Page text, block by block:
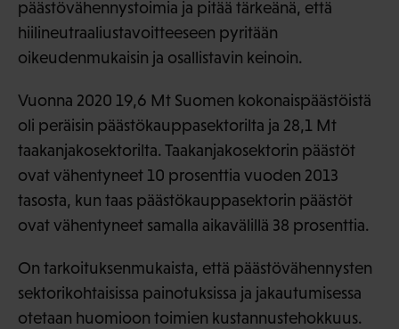
päästövähennystoimia ja pitää tärkeänä, että
hiilineutraaliustavoitteeseen pyritään
oikeudenmukaisin ja osallistavin keinoin.
Vuonna 2020 19,6 Mt Suomen kokonaispäästöistä
oli peräisin päästökauppasektorilta ja 28,1 Mt
taakanjakosektorilta. Taakanjakosektorin päästöt
ovat vähentyneet 10 prosenttia vuoden 2013
tasosta, kun taas päästökauppasektorin päästöt
ovat vähentyneet samalla aikavälillä 38 prosenttia.
On tarkoituksenmukaista, että päästövähennysten
sektorikohtaisissa painotuksissa ja jakautumisessa
otetaan huomioon toimien kustannustehokkuus.